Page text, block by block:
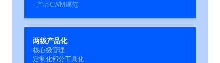
· 产品CWM规范
两级产品化
核心级管理
定制化部分工具化